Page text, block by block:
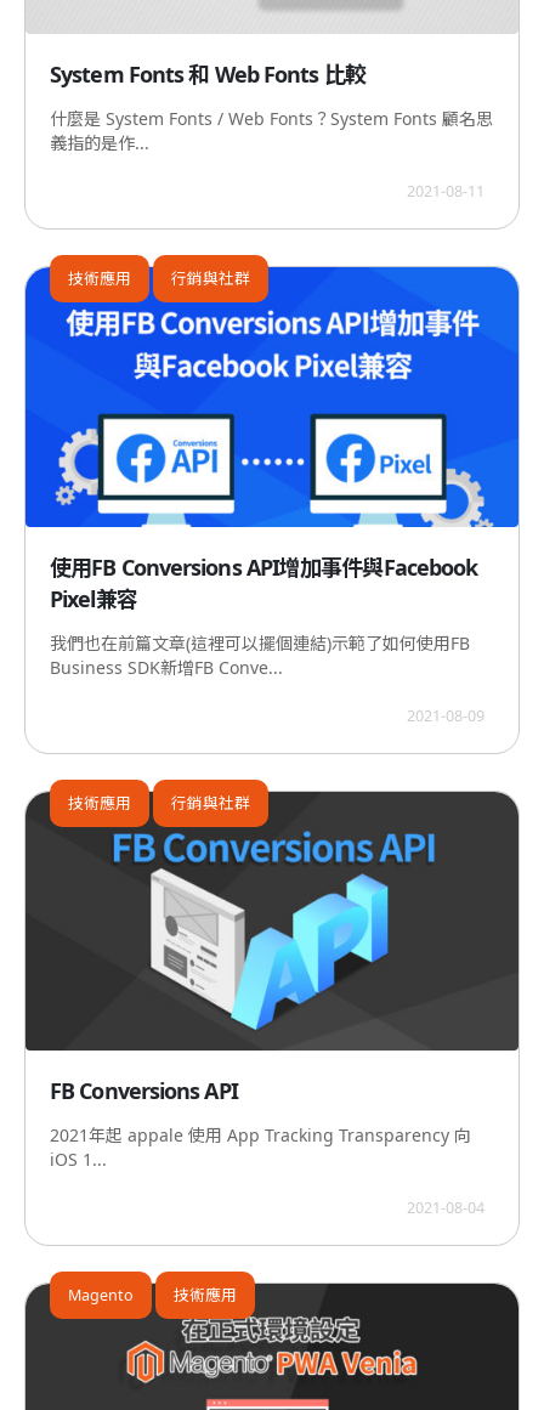
System Fonts 和 Web Fonts 比較
什麼是 System Fonts / Web Fonts？System Fonts 顧名思
義指的是作...
2021-08-11
使用FB Conversions API增加事件與Facebook
Pixel兼容
我們也在前篇文章(這裡可以擺個連結)示範了如何使用FB
Business SDK新增FB Conve...
2021-08-09
技術應用 行銷與社群
FB Conversions API
2021年起 appale 使用 App Tracking Transparency 向
iOS 1...
2021-08-04
技術應用 行銷與社群
Magento 技術應用